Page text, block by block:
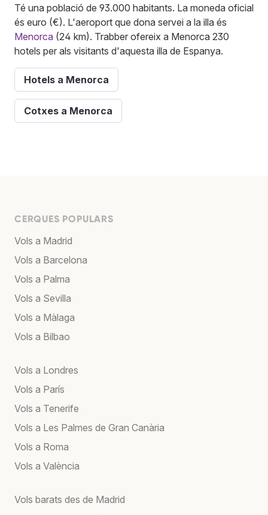
Té una població de 93.000 habitants. La moneda oficial
és euro (€). L'aeroport que dona servei a la illa és
Menorca (24 km). Trabber ofereix a Menorca 230
hotels per als visitants d'aquesta illa de Espanya.
Hotels a Menorca
Cotxes a Menorca
CERQUES POPULARS
Vols a Madrid
Vols a Barcelona
Vols a Palma
Vols a Sevilla
Vols a Màlaga
Vols a Bilbao
Vols a Londres
Vols a París
Vols a Tenerife
Vols a Les Palmes de Gran Canària
Vols a Roma
Vols a València
Vols barats des de Madrid